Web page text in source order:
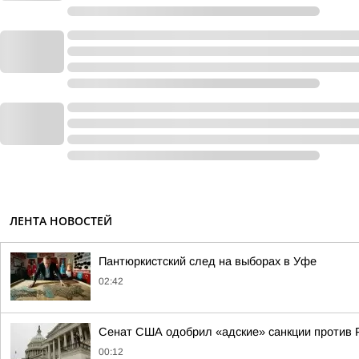
ЛЕНТА НОВОСТЕЙ
Пантюркистский след на выборах в Уфе
02:42
Сенат США одобрил «адские» санкции против
00:12